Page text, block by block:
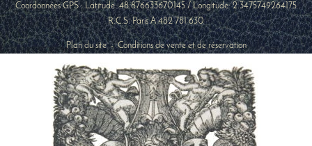
Coordonnées GPS : Latitude:48.876633670145/ Longitude:2.3475749264175
R.C.S. Paris A 482 781 630
Plan du site-Conditions de vente et de réservation